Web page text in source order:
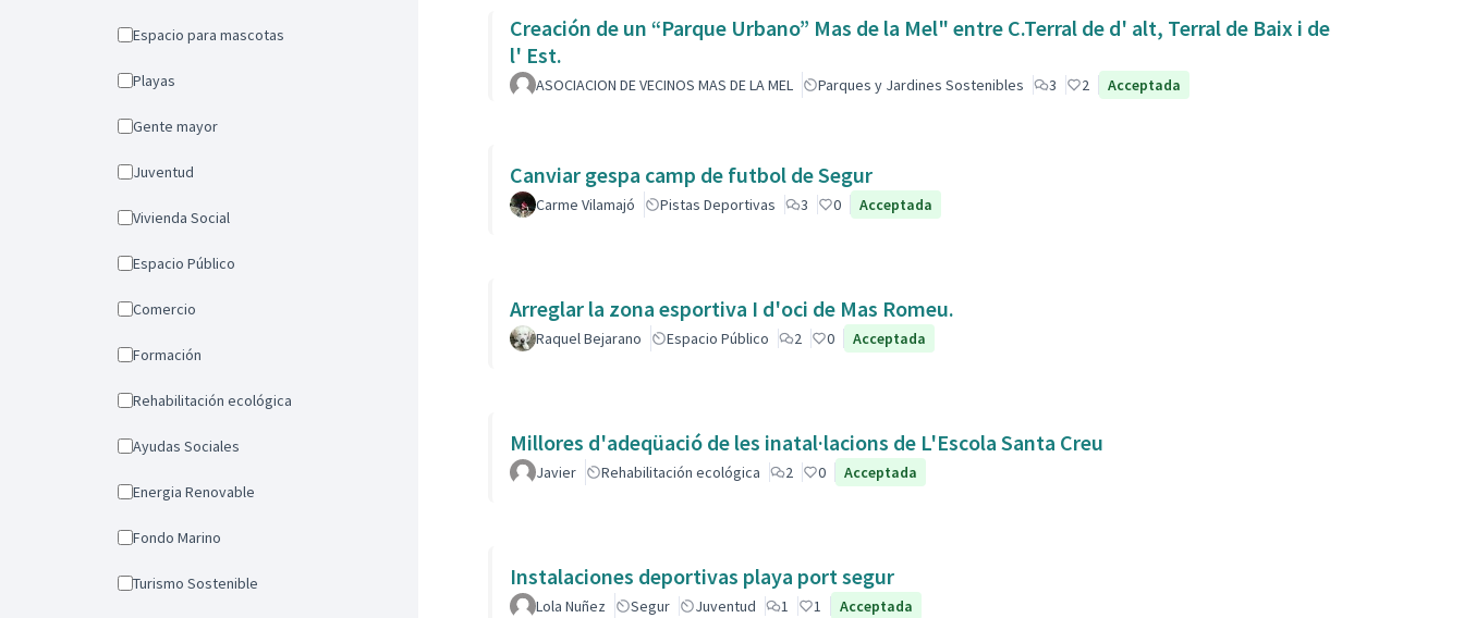
Espacio para mascotas
Playas
Gente mayor
Juventud
Vivienda Social
Espacio Público
Comercio
Formación
Rehabilitación ecológica
Ayudas Sociales
Energia Renovable
Fondo Marino
Turismo Sostenible
Creación de un “Parque Urbano” Mas de la Mel" entre C.Terral de d' alt, Terral de Baix i de
l' Est.
ASOCIACION DE VECINOS MAS DE LA MEL Parques y Jardines Sostenibles 3 2 Acceptada
Canviar gespa camp de futbol de Segur
Carme Vilamajó Pistas Deportivas 3 0 Acceptada
Arreglar la zona esportiva I d'oci de Mas Romeu.
Raquel Bejarano Espacio Público 2 0 Acceptada
Millores d'adeqüació de les inatal·lacions de L'Escola Santa Creu
Javier Rehabilitación ecológica 2 0 Acceptada
Instalaciones deportivas playa port segur
Lola Nuñez Segur Juventud 1 1 Acceptada